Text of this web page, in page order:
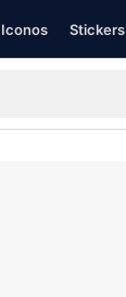
Iconos Stickers